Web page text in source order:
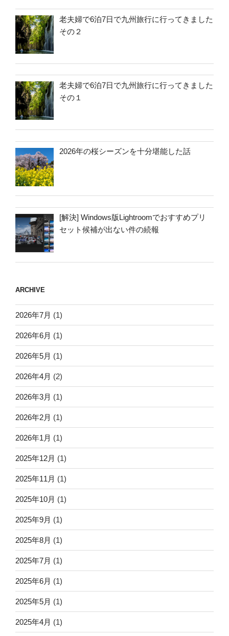
老夫婦で6泊7日で九州旅行に行ってきました
その２
老夫婦で6泊7日で九州旅行に行ってきました
その１
2026年の桜シーズンを十分堪能した話
[解決] Windows版Lightroomでおすすめプリ
セット候補が出ない件の続報
ARCHIVE
2026年7月 (1)
2026年6月 (1)
2026年5月 (1)
2026年4月 (2)
2026年3月 (1)
2026年2月 (1)
2026年1月 (1)
2025年12月 (1)
2025年11月 (1)
2025年10月 (1)
2025年9月 (1)
2025年8月 (1)
2025年7月 (1)
2025年6月 (1)
2025年5月 (1)
2025年4月 (1)